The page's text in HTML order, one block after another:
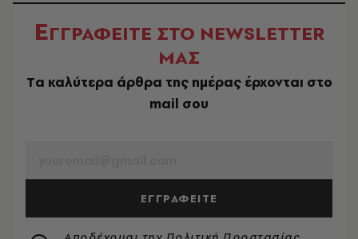
ΕΓΓΡΑΦΕΙΤΕ ΣΤΟ NEWSLETTER
ΜΑΣ
Tα καλύτερα άρθρα της ημέρας έρχονται στο
mail σου
ΕΓΓΡΑΦΕΙΤΕ